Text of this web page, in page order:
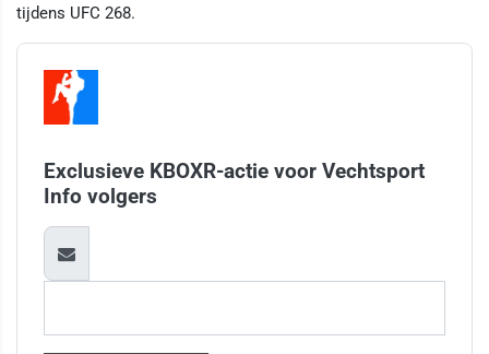
tijdens UFC 268.
Exclusieve KBOXR-actie voor Vechtsport
Info volgers